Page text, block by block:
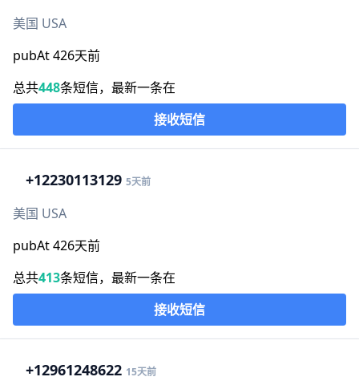
美国 USA
pubAt 426天前
总共448条短信，最新一条在
接收短信
+12230113129 5天前
美国 USA
pubAt 426天前
总共413条短信，最新一条在
接收短信
+12961248622 15天前